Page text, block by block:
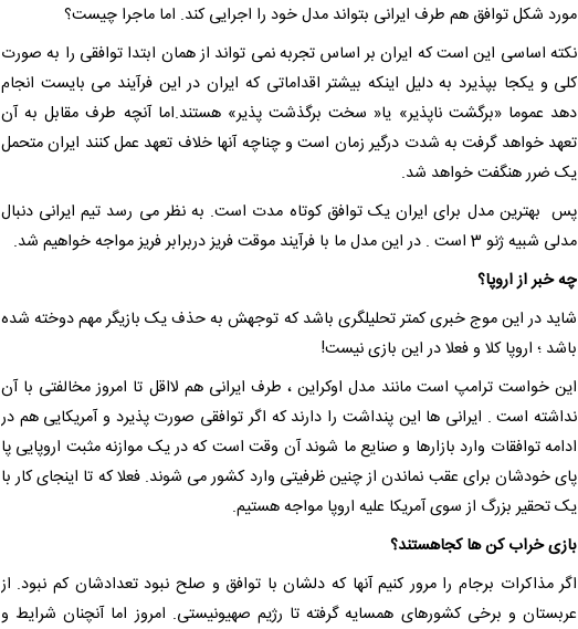
مورد شکل توافق هم طرف ایرانی بتواند مدل خود را اجرایی کند. اما ماجرا چیست؟
نکته اساسی این است که ایران بر اساس تجربه نمی تواند از همان ابتدا توافقی را به صورت
کلی و یکجا بپذیرد به دلیل اینکه بیشتر اقداماتی که ایران در این فرآیند می بایست انجام
دهد عموما «برگشت ناپذیر» یا« سخت برگذشت پذیر» هستند.اما آنچه طرف مقابل به آن
تعهد خواهد گرفت به شدت درگیر زمان است و چناچه آنها خلاف تعهد عمل کنند ایران متحمل
یک ضرر هنگفت خواهد شد.
پس بهترین مدل برای ایران یک توافق کوتاه مدت است. به نظر می رسد تیم ایرانی دنبال
مدلی شبیه ژنو 3 است . در این مدل ما با فرآیند موقت فریز دربرابر فریز مواجه خواهیم شد.
چه خبر از اروپا؟
شاید در این موج خبری کمتر تحلیلگری باشد که توجهش به حذف یک بازیگر مهم دوخته شده
باشد ؛ اروپا کلا و فعلا در این بازی نیست!
این خواست ترامپ است مانند مدل اوکراین ، طرف ایرانی هم لااقل تا امروز مخالفتی با آن
نداشته است . ایرانی ها این پنداشت را دارند که اگر توافقی صورت پذیرد و آمریکایی هم در
ادامه توافقات وارد بازارها و صنایع ما شوند آن وقت است که در یک موازنه مثبت اروپایی پا
پای خودشان برای عقب نماندن از چنین ظرفیتی وارد کشور می شوند. فعلا که تا اینجای کار با
یک تحقیر بزرگ از سوی آمریکا علیه اروپا مواجه هستیم.
بازی خراب کن ها کجاهستند؟
اگر مذاکرات برجام را مرور کنیم آنها که دلشان با توافق و صلح نبود تعدادشان کم نبود. از
عربستان و برخی کشورهای همسایه گرفته تا رژیم صهیونیستی. امروز اما آنچنان شرایط و